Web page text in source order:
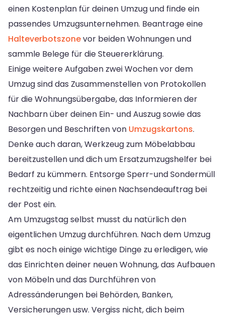
einen Kostenplan für deinen Umzug und finde ein
passendes Umzugsunternehmen. Beantrage eine
Halteverbotszonevor beiden Wohnungen und
sammle Belege für die Steuererklärung.
Einige weitere Aufgaben zwei Wochen vor dem
Umzug sind das Zusammenstellen von Protokollen
für die Wohnungsübergabe, das Informieren der
Nachbarn über deinen Ein- und Auszug sowie das
Besorgen und Beschriften von Umzugskartons.
Denke auch daran, Werkzeug zum Möbelabbau
bereitzustellen und dich um Ersatzumzugshelfer bei
Bedarf zu kümmern. Entsorge Sperr-und Sondermüll
rechtzeitig und richte einen Nachsendeauftrag bei
der Post ein.
Am Umzugstag selbst musst du natürlich den
eigentlichen Umzug durchführen. Nach dem Umzug
gibt es noch einige wichtige Dinge zu erledigen, wie
das Einrichten deiner neuen Wohnung, das Aufbauen
von Möbeln und das Durchführen von
Adressänderungen bei Behörden, Banken,
Versicherungen usw. Vergiss nicht, dich beim